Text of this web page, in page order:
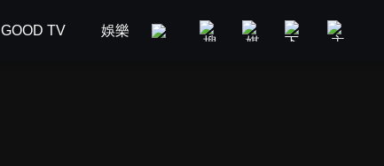
GOOD TV 娛樂 美食旅遊 新聞政論